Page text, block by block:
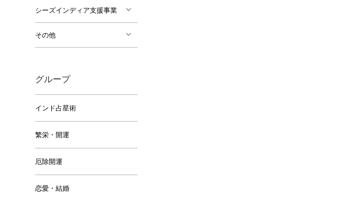
シーズインディア支援事業
その他
グループ
インド占星術
繁栄・開運
厄除開運
恋愛・結婚